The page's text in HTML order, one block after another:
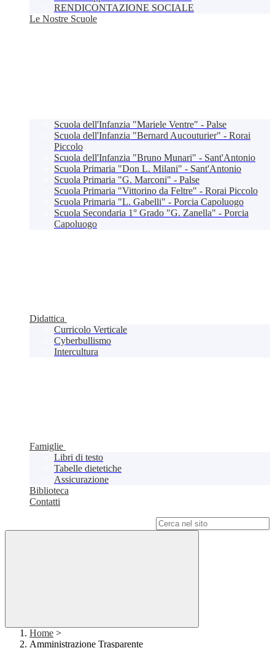
RENDICONTAZIONE SOCIALE
Le Nostre Scuole
Scuola dell'Infanzia "Mariele Ventre" - Palse
Scuola dell'Infanzia "Bernard Aucouturier" - Rorai
Piccolo
Scuola dell'Infanzia "Bruno Munari" - Sant'Antonio
Scuola Primaria "Don L. Milani" - Sant'Antonio
Scuola Primaria "G. Marconi" - Palse
Scuola Primaria "Vittorino da Feltre" - Rorai Piccolo
Scuola Primaria "L. Gabelli" - Porcia Capoluogo
Scuola Secondaria 1° Grado "G. Zanella" - Porcia
Capoluogo
Didattica
Curricolo Verticale
Cyberbullismo
Intercultura
Famiglie
Libri di testo
Tabelle dietetiche
Assicurazione
Biblioteca
Contatti
Home >
Amministrazione Trasparente